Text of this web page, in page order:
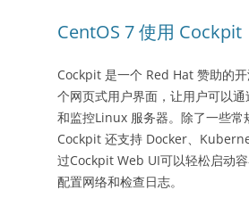
CentOS 7 使用 Cockpit
Cockpit 是一个 Red Hat 赞助的
个网页式用户界面，让用户可以
和监控Linux 服务器。除了一些常
Cockpit 还支持 Docker、
过Cockpit Web UI可以轻松启动容
配置网络和检查日志。